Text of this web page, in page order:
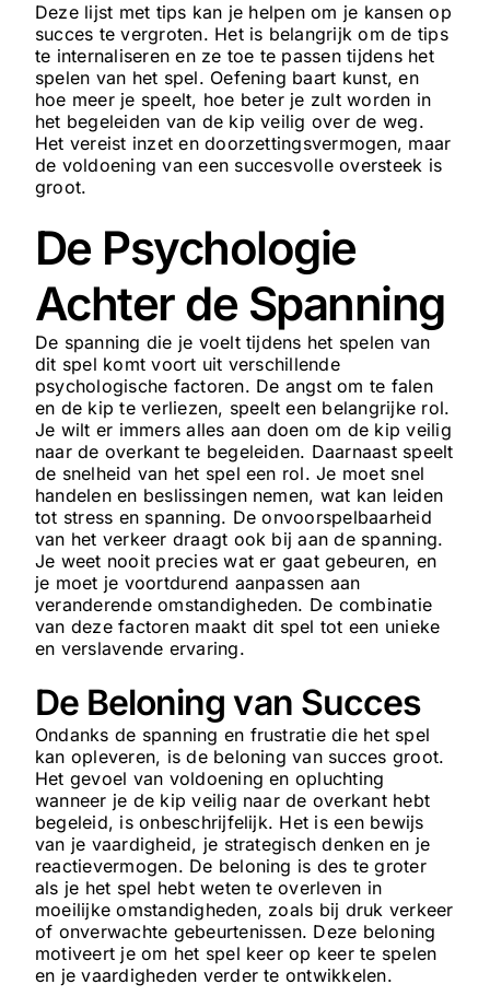
Deze lijst met tips kan je helpen om je kansen op
succes te vergroten. Het is belangrijk om de tips
te internaliseren en ze toe te passen tijdens het
spelen van het spel. Oefening baart kunst, en
hoe meer je speelt, hoe beter je zult worden in
het begeleiden van de kip veilig over de weg.
Het vereist inzet en doorzettingsvermogen, maar
de voldoening van een succesvolle oversteek is
groot.
De Psychologie
Achter de Spanning
De spanning die je voelt tijdens het spelen van
dit spel komt voort uit verschillende
psychologische factoren. De angst om te falen
en de kip te verliezen, speelt een belangrijke rol.
Je wilt er immers alles aan doen om de kip veilig
naar de overkant te begeleiden. Daarnaast speelt
de snelheid van het spel een rol. Je moet snel
handelen en beslissingen nemen, wat kan leiden
tot stress en spanning. De onvoorspelbaarheid
van het verkeer draagt ook bij aan de spanning.
Je weet nooit precies wat er gaat gebeuren, en
je moet je voortdurend aanpassen aan
veranderende omstandigheden. De combinatie
van deze factoren maakt dit spel tot een unieke
en verslavende ervaring.
De Beloning van Succes
Ondanks de spanning en frustratie die het spel
kan opleveren, is de beloning van succes groot.
Het gevoel van voldoening en opluchting
wanneer je de kip veilig naar de overkant hebt
begeleid, is onbeschrijfelijk. Het is een bewijs
van je vaardigheid, je strategisch denken en je
reactievermogen. De beloning is des te groter
als je het spel hebt weten te overleven in
moeilijke omstandigheden, zoals bij druk verkeer
of onverwachte gebeurtenissen. Deze beloning
motiveert je om het spel keer op keer te spelen
en je vaardigheden verder te ontwikkelen.